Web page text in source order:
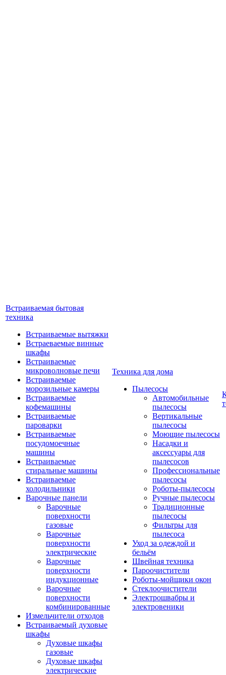
Встраиваемая бытовая
техника
Встраиваемые вытяжки
Встраеваемые винные
шкафы
Встраиваемые
микроволновые печи
Встраиваемые
морозильные камеры
Встраиваемые
кофемашины
Встраиваемые
пароварки
Встраиваемые
посудомоечные
машины
Встраиваемые
стиральные машины
Встраиваемые
холодильники
Варочные панели
Варочные
поверхности
газовые
Варочные
поверхности
электрические
Варочные
поверхности
индукционные
Варочные
поверхности
комбинированные
Измельчители отходов
Встраиваемый духовые
шкафы
Духовые шкафы
газовые
Духовые шкафы
электрические
Техника для дома
Пылесосы
Автомобильные
пылесосы
Вертикальные
пылесосы
Моющие пылесосы
Насадки и
аксессуары для
пылесосов
Профессиональные
пылесосы
Роботы-пылесосы
Ручные пылесосы
Традиционные
пылесосы
Фильтры для
пылесоса
Уход за одеждой и
бельём
Швейная техника
Пароочистители
Роботы-мойщики окон
Стеклоочистители
Электрошвабры и
электровеники